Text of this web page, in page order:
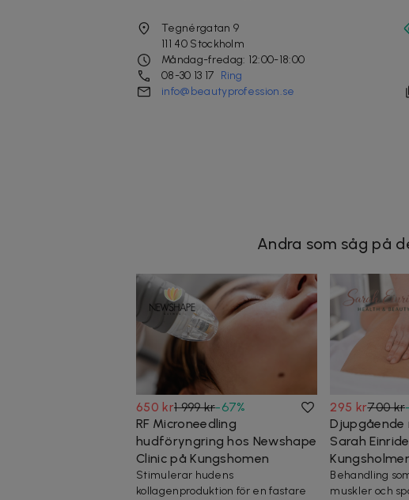
Tegnérgatan 9
111 40 Stockholm
Måndag-fredag: 12:00-18:00
08-30 13 17 Ring
info@beautyprofession.se
Andra som såg på
650 kr1 999 kr-67%
RF Microneedling
hudföryngring hos Newshape
Clinic på Kungshomen
Stimulerar hudens
kollagenproduktion för en fastare
295 kr700 kr-
Djupgående
Sarah
Behandling
muskler och